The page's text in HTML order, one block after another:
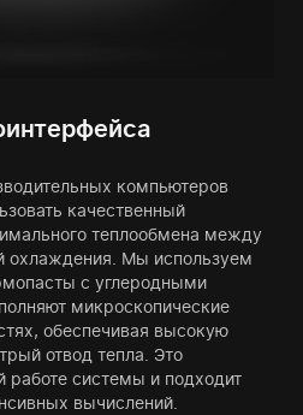
компьютеров
качественный
теплообмена между
охлаждения. Мы используем
с углеродными
микроскопические
обеспечивая высокую
отвод тепла. Это
работе системы и подходит
вычислений.